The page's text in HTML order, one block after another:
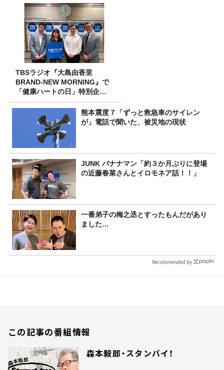
TBSラジオ『大島由香里
BRAND-NEW MORNING』で
「健康ハートの日」特別企画
を8/10（月）に放送
熊本震度７「ずっと救急車のサイレン
が」電話で聞いた、被災地の現状
JUNK バナナマン「約３か月ぶりに登場
の近藤春菜さんとイロモネア話！！」
一番弟子の梅之丞とすったもんだがあり
ました…
Recommended by
この記事の番組情報
森本毅郎・スタンバイ！